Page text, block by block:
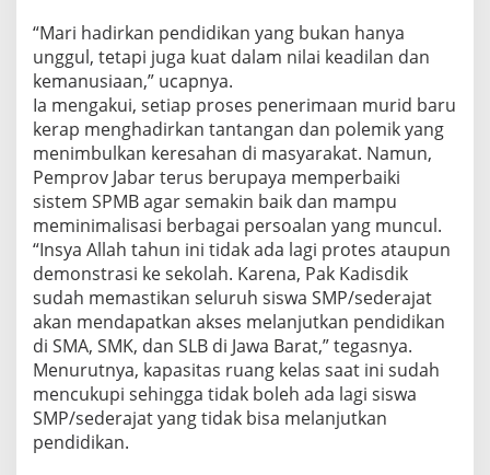
“Mari hadirkan pendidikan yang bukan hanya
unggul, tetapi juga kuat dalam nilai keadilan dan
kemanusiaan,” ucapnya.
Ia mengakui, setiap proses penerimaan murid baru
kerap menghadirkan tantangan dan polemik yang
menimbulkan keresahan di masyarakat. Namun,
Pemprov Jabar terus berupaya memperbaiki
sistem SPMB agar semakin baik dan mampu
meminimalisasi berbagai persoalan yang muncul.
“Insya Allah tahun ini tidak ada lagi protes ataupun
demonstrasi ke sekolah. Karena, Pak Kadisdik
sudah memastikan seluruh siswa SMP/sederajat
akan mendapatkan akses melanjutkan pendidikan
di SMA, SMK, dan SLB di Jawa Barat,” tegasnya.
Menurutnya, kapasitas ruang kelas saat ini sudah
mencukupi sehingga tidak boleh ada lagi siswa
SMP/sederajat yang tidak bisa melanjutkan
pendidikan.